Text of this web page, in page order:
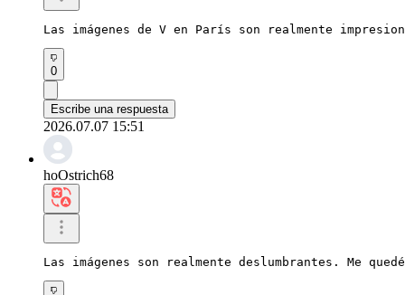
Las imágenes de V en París son realmente
0
Escribe una respuesta
2026.07.07 15:51
hoOstrich68
Las imágenes son realmente deslumbrantes. Me